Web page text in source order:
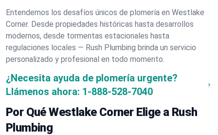
Entendemos los desafíos únicos de plomería en Westlake
Corner. Desde propiedades históricas hasta desarrollos
modernos, desde tormentas estacionales hasta
regulaciones locales — Rush Plumbing brinda un servicio
personalizado y profesional en todo momento.
¿Necesita ayuda de plomería urgente?
Llámenos ahora: 1-888-528-7040
Por Qué Westlake Corner Elige a Rush
Plumbing